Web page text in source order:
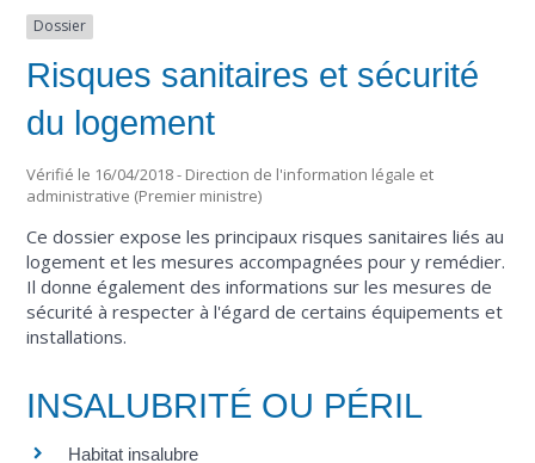
Dossier
Risques sanitaires et sécurité
du logement
Vérifié le 16/04/2018 - Direction de l'information légale et
administrative (Premier ministre)
Ce dossier expose les principaux risques sanitaires liés au
logement et les mesures accompagnées pour y remédier.
Il donne également des informations sur les mesures de
sécurité à respecter à l'égard de certains équipements et
installations.
INSALUBRITÉ OU PÉRIL
Habitat insalubre